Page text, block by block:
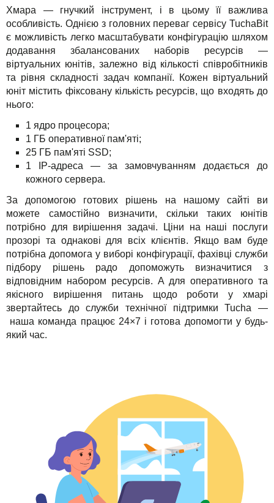
Хмара — гнучкий інструмент, і в цьому її важлива
особливість. Однією з головних переваг сервісу TuchaBit
є можливість легко масштабувати конфігурацію шляхом
додавання збалансованих наборів ресурсів —
віртуальних юнітів, залежно від кількості співробітників
та рівня складності задач компанії. Кожен віртуальний
юніт містить фіксовану кількість ресурсів, що входять до
нього:
1 ядро процесора;
1 ГБ оперативної пам'яті;
25 ГБ пам'яті SSD;
1 IP-адреса — за замовчуванням додається до
кожного сервера.
За допомогою готових рішень на нашому сайті ви
можете самостійно визначити, скільки таких юнітів
потрібно для вирішення задачі. Ціни на наші послуги
прозорі та однакові для всіх клієнтів. Якщо вам буде
потрібна допомога у виборі конфігурації, фахівці служби
підбору рішень радо допоможуть визначитися з
відповідним набором ресурсів. А для оперативного та
якісного вирішення питань щодо роботи у хмарі
звертайтесь до служби технічної підтримки Tucha —
наша команда працює 24×7 і готова допомогти у будь-
який час.